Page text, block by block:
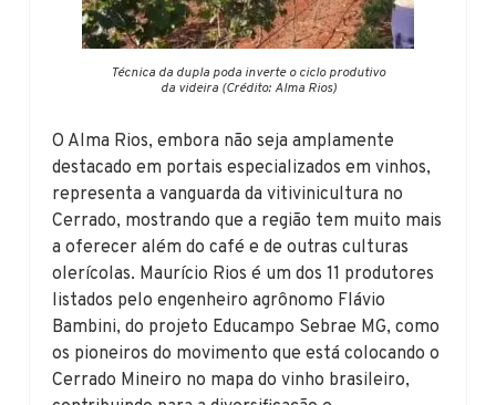
Técnica da dupla poda inverte o ciclo produtivo
da videira (Crédito: Alma Rios)
O Alma Rios, embora não seja amplamente
destacado em portais especializados em vinhos,
representa a vanguarda da vitivinicultura no
Cerrado, mostrando que a região tem muito mais
a oferecer além do café e de outras culturas
olerícolas. Maurício Rios é um dos 11 produtores
listados pelo engenheiro agrônomo Flávio
Bambini, do projeto Educampo Sebrae MG, como
os pioneiros do movimento que está colocando o
Cerrado Mineiro no mapa do vinho brasileiro,